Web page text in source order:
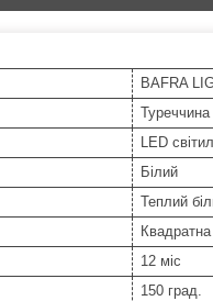
BAFRA
Туреччина
LED
Білий
Теплий
Квадратна
12 міс
150 град.